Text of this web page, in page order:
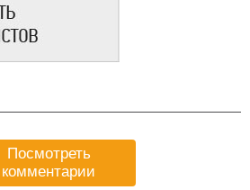
Посмотреть
комментарии